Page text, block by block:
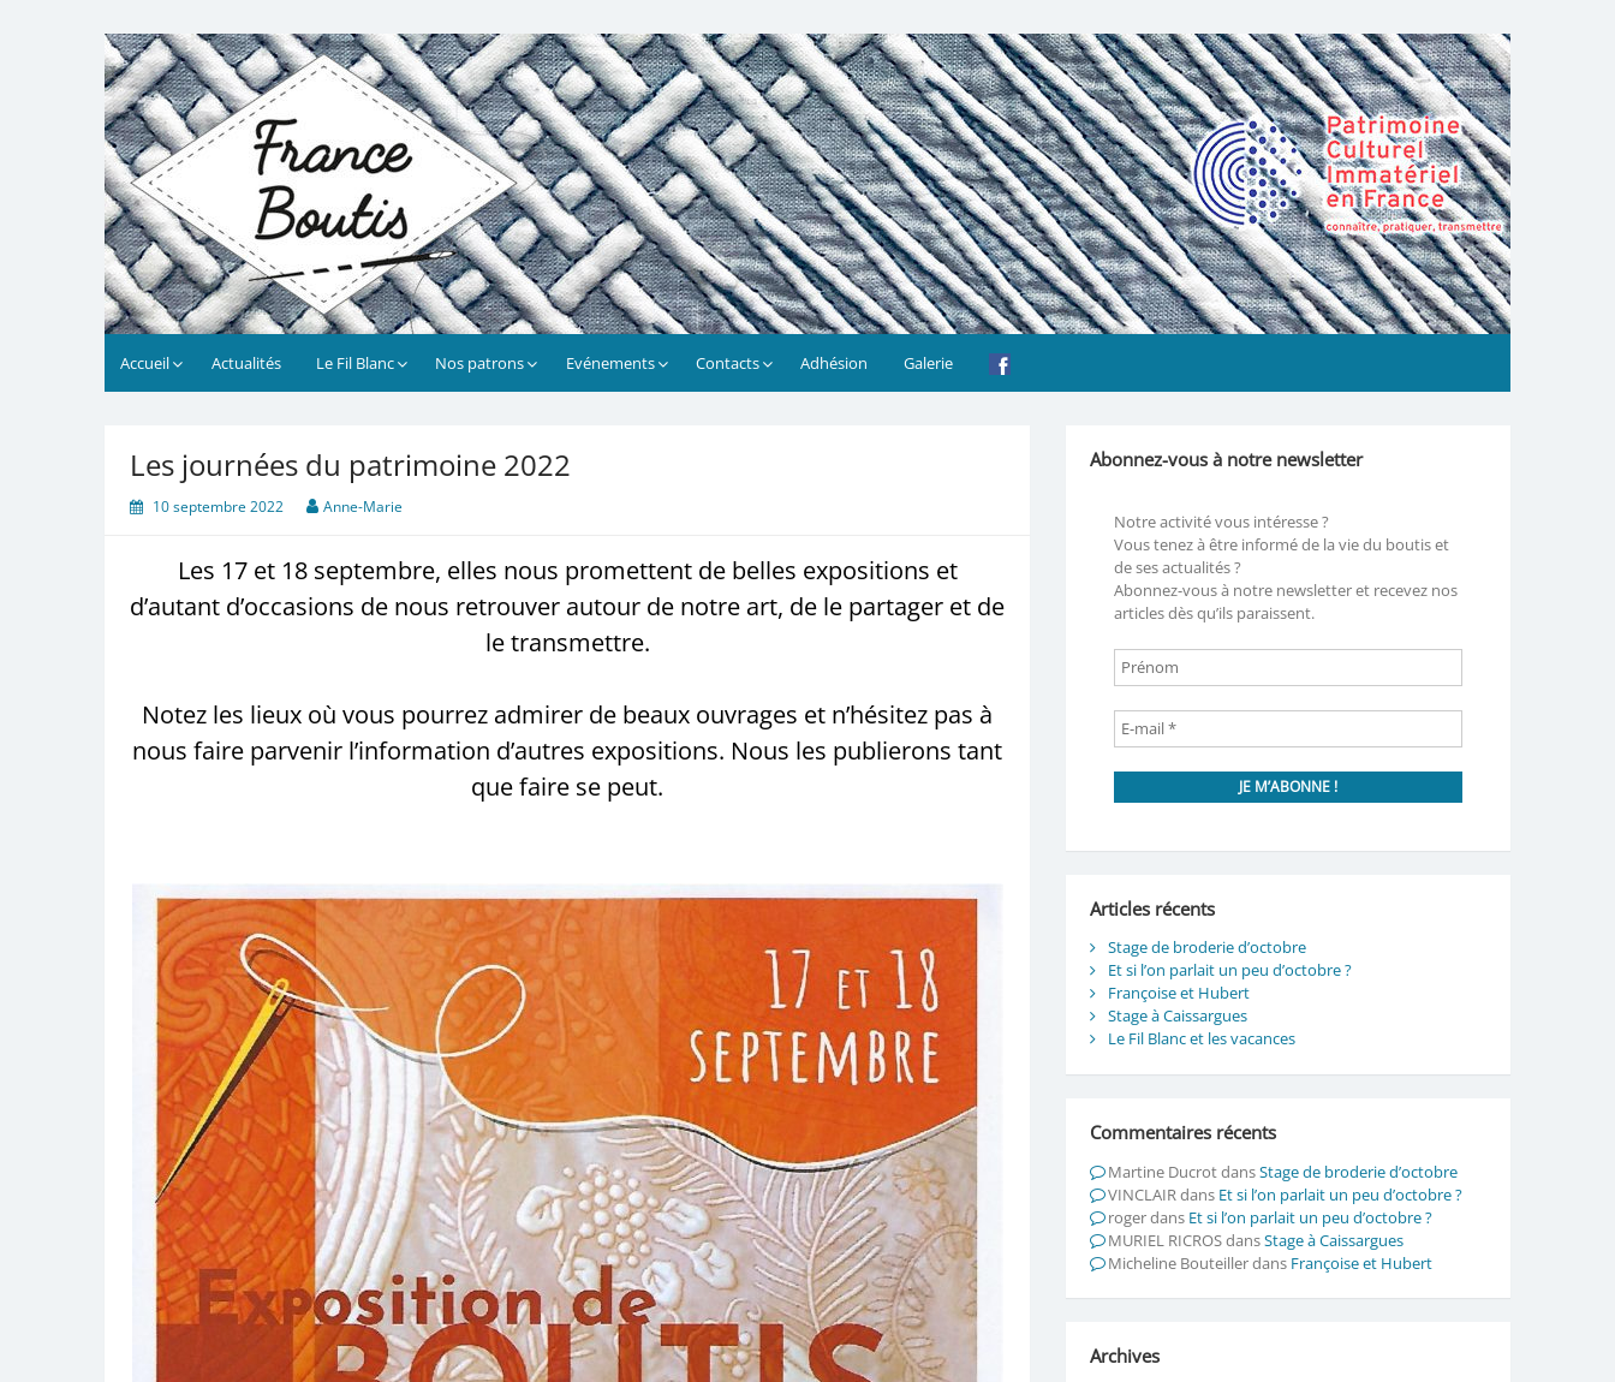
France Boutis
Le site de France Boutis
Accueil Actualités Le Fil Blanc Nos patrons Evénements Contacts Adhésion Galerie
Les journées du patrimoine 2022
10 septembre 2022 Anne-Marie
Les 17 et 18 septembre, elles nous promettent de belles expositions et
d’autant d’occasions de nous retrouver autour de notre art, de le partager et de
le transmettre.
Notez les lieux où vous pourrez admirer de beaux ouvrages et n’hésitez pas à
nous faire parvenir l’information d’autres expositions. Nous les publierons tant
que faire se peut.
Abonnez-vous à notre newsletter
Notre activité vous intéresse ?
Vous tenez à être informé de la vie du boutis et
de ses actualités ?
Abonnez-vous à notre newsletter et recevez nos
articles dès qu’ils paraissent.
Articles récents
Stage de broderie d’octobre
Et si l’on parlait un peu d’octobre ?
Françoise et Hubert
Stage à Caissargues
Le Fil Blanc et les vacances
Commentaires récents
Martine DucrotdansStage de broderie d’octobre
VINCLAIR dans Et si l’on parlait un peu d’octobre ?
rogerdans Et si l’on parlait un peu d’octobre ?
MURIEL RICROSdansStage à Caissargues
Micheline Bouteillerdans Françoise et Hubert
Archives